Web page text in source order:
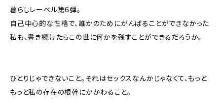
暮らしレーベル第6弾。
自己中心的な性格で、誰かのためにがんばることができなかった
私も、書き続けたらこの世に何かを残すことができるだろうか。
ひとりじゃできないこと。それはセックスなんかじゃなくて、もっと
もっと私の存在の根幹にかかわること。